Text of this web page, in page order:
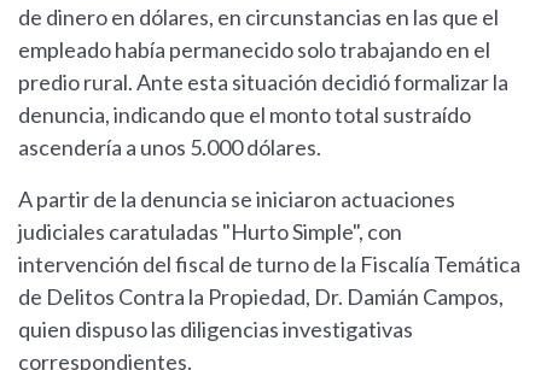
de dinero en dólares, en circunstancias en las que el
empleado había permanecido solo trabajando en el
predio rural. Ante esta situación decidió formalizar la
denuncia, indicando que el monto total sustraído
ascendería a unos 5.000 dólares.
A partir de la denuncia se iniciaron actuaciones
judiciales caratuladas "Hurto Simple", con
intervención del fiscal de turno de la Fiscalía Temática
de Delitos Contra la Propiedad, Dr. Damián Campos,
quien dispuso las diligencias investigativas
correspondientes.